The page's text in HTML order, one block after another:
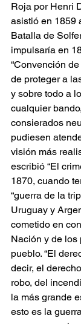
Roja por Henri
asistió en 1859
Batalla de
impulsaría en
“Convención
de proteger a
y sobre todo a
cualquier
consierados
pudiesen
visión más
escribió “El
1870, cuando
“guerra de la
Uruguay y
cometido en
Nación y de los
pueblo. “El
decir, el
robo, del
la más grande
esto es la